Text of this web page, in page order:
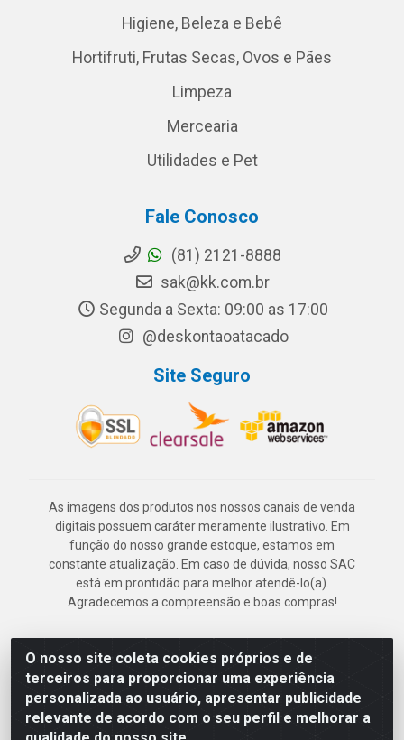
O nosso site coleta cookies próprios e de
terceiros para proporcionar uma experiência
personalizada ao usuário, apresentar publicidade
relevante de acordo com o seu perfil e melhorar a
Higiene, Beleza e Bebê
Hortifruti, Frutas Secas, Ovos e Pães
Limpeza
Mercearia
Utilidades e Pet
Fale Conosco
(81) 2121-8888
sak@kk.com.br
Segunda a Sexta: 09:00 as 17:00
@deskontaoatacado
Site Seguro
As imagens dos produtos nos nossos canais de venda
digitais possuem caráter meramente ilustrativo. Em
função do nosso grande estoque, estamos em
constante atualização. Em caso de dúvida, nosso SAC
está em prontidão para melhor atendê-lo(a).
Agradecemos a compreensão e boas compras!
Deskontão Atacado - Av. Marechal Mascarenhas de Morais, 2471 -
Imbiribeira - Recife/PE - CEP 51.150-001 - CNPJ 24.150.377/0003-
57